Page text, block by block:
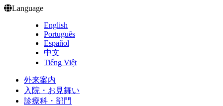
Language
English
Português
Español
中文
Tiếng Việt
外来案内
入院・お見舞い
診療科・部門